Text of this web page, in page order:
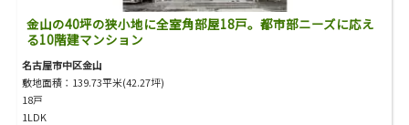
金山の40坪の狭小地に全室角部屋18戸。都市部ニーズに応え
る10階建マンション
名古屋市中区金山
敷地面積：139.73平米(42.27坪)
18戸
1LDK